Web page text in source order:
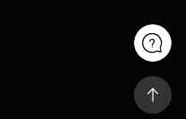
문의하기